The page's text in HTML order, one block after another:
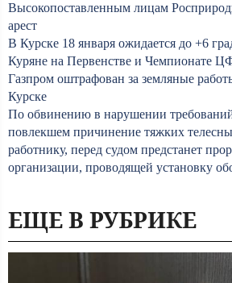
Высокопоставленным лицам
арест
В Курске 18 января ожидается до +6
Куряне на Первенстве и Чемпионате
Газпром оштрафован за земляные
Курске
По обвинению в нарушении
повлекшем причинение тяжких
работнику, перед судом предстанет
организации, проводящей установку
ЕЩЕ В РУБРИКЕ